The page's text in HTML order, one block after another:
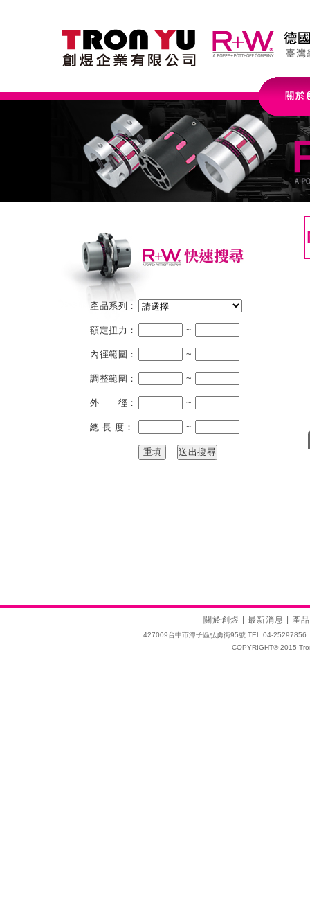
產品系列：
額定扭力： ~
內徑範圍： ~
調整範圍： ~
外 徑： ~
總 長 度： ~
關於創煜 最新消息 產
427009台中市潭子區弘勇街95號 TEL:04-
COPYRIGHT® 2015